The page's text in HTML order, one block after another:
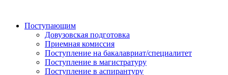
Поступающим
Довузовская подготовка
Приемная комиссия
Поступление на бакалавриат/специалитет
Поступление в магистратуру
Поступление в аспирантуру